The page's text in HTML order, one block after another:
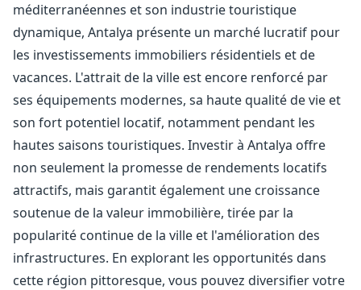
méditerranéennes et son industrie touristique
dynamique, Antalya présente un marché lucratif pour
les investissements immobiliers résidentiels et de
vacances. L'attrait de la ville est encore renforcé par
ses équipements modernes, sa haute qualité de vie et
son fort potentiel locatif, notamment pendant les
hautes saisons touristiques. Investir à Antalya offre
non seulement la promesse de rendements locatifs
attractifs, mais garantit également une croissance
soutenue de la valeur immobilière, tirée par la
popularité continue de la ville et l'amélioration des
infrastructures. En explorant les opportunités dans
cette région pittoresque, vous pouvez diversifier votre